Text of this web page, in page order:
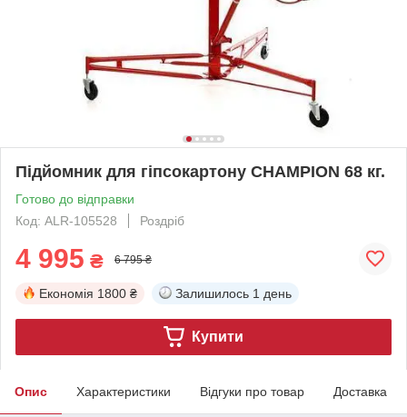
Підйомник для гіпсокартону CHAMPION 68 кг.
Готово до відправки
Код: ALR-105528
Роздріб
4 995 ₴ 6 795 ₴
Економія 1800 ₴ Залишилось 1 день
Купити
Опис Характеристики Відгуки про товар Доставка